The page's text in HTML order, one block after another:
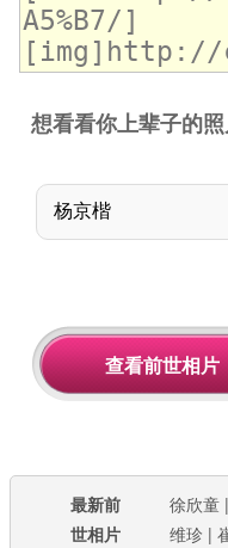
想看看你上辈子的
最新前
世相片
徐欣童
维珍 |